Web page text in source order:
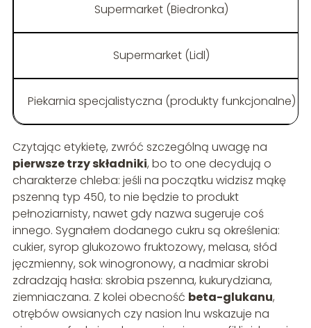
Supermarket (Biedronka)
Supermarket (Lidl)
Piekarnia specjalistyczna (produkty funkcjonalne)
Czytając etykietę, zwróć szczególną uwagę na
pierwsze trzy składniki, bo to one decydują o
charakterze chleba: jeśli na początku widzisz mąkę
pszenną typ 450, to nie będzie to produkt
pełnoziarnisty, nawet gdy nazwa sugeruje coś
innego. Sygnałem dodanego cukru są określenia:
cukier, syrop glukozowo fruktozowy, melasa, słód
jęczmienny, sok winogronowy, a nadmiar skrobi
zdradzają hasła: skrobia pszenna, kukurydziana,
ziemniaczana. Z kolei obecność beta-glukanu,
otrębów owsianych czy nasion lnu wskazuje na